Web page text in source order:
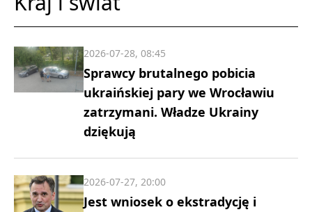
Sprawcy brutalnego pobicia
ukraińskiej pary we Wrocławiu
zatrzymani. Władze Ukrainy
dziękują
2026-07-28, 08:45
Jest wniosek o ekstradycję i
2026-07-27, 20:00